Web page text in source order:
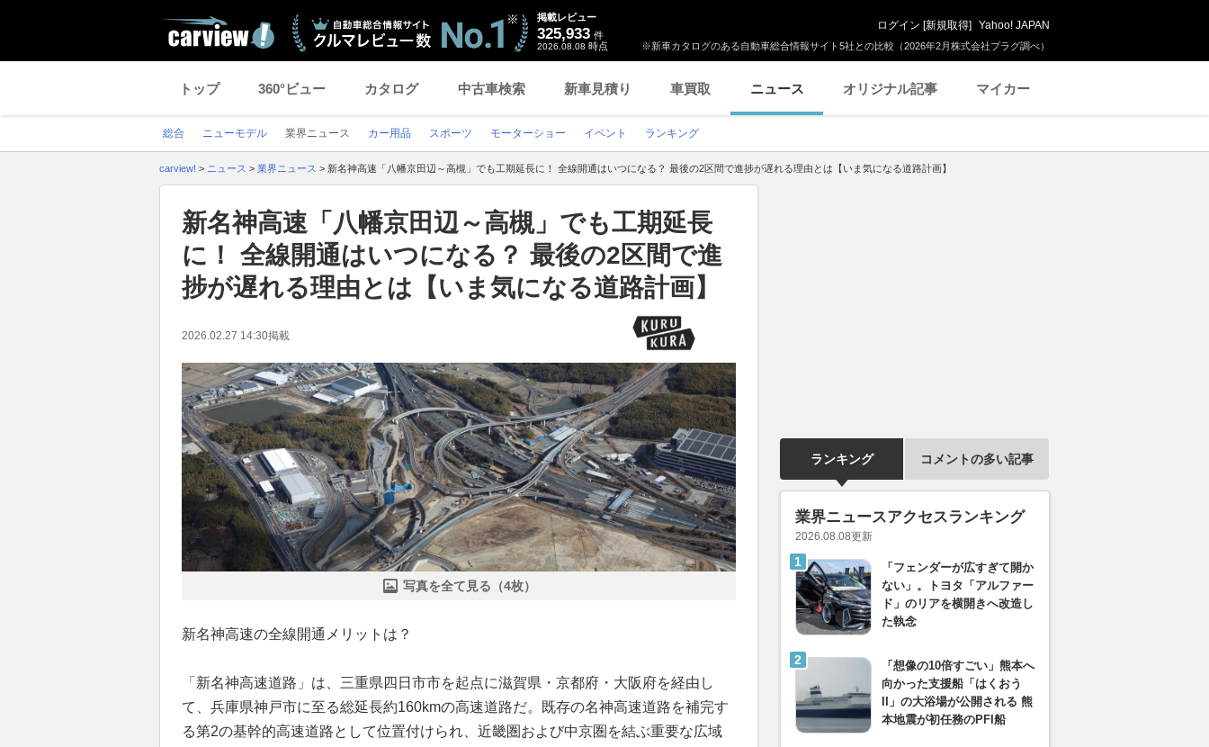
※新車カタログのある自動車総合情報サイト5社との比較（2026年2月株式会社プラグ調べ）
掲載レビュー
325,933 件
2026.08.08 時点
ログイン [新規取得] Yahoo! JAPAN
トップ 360°ビュー カタログ 中古車検索 新車見積り 車買取 ニュース オリジナル記事 マイカー
総合 ニューモデル 業界ニュース カー用品 スポーツ モーターショー イベント ランキング
carview! > ニュース > 業界ニュース > 新名神高速「八幡京田辺～高槻」でも工期延長に！ 全線開通はいつになる？ 最後の2区間で進捗が遅れる理由とは【いま気になる道路計画】
新名神高速「八幡京田辺～高槻」でも工期延長
に！ 全線開通はいつになる？ 最後の2区間で進
捗が遅れる理由とは【いま気になる道路計画】
2026.02.27 14:30掲載
写真を全て見る（4枚）
新名神高速の全線開通メリットは？
「新名神高速道路」は、三重県四日市市を起点に滋賀県・京都府・大阪府を経由し
て、兵庫県神戸市に至る総延長約160kmの高速道路だ。既存の名神高速道路を補完す
る第2の基幹的高速道路として位置付けられ、近畿圏および中京圏を結ぶ重要な広域
ランキング コメントの多い記事
業界ニュースアクセスランキング
2026.08.08更新
「フェンダーが広すぎて開か
ない」。トヨタ「アルファー
ド」のリアを横開きへ改造し
た執念
「想像の10倍すごい」熊本へ
向かった支援船「はくおう
II」の大浴場が公開される 熊
本地震が初任務のPFI船